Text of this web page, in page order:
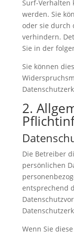
Surf-Verhalten
werden. Sie
oder sie durch
verhindern.
Sie in der
Sie können
2.
Die Betreiber
persönlichen
entsprechend
Wenn Sie